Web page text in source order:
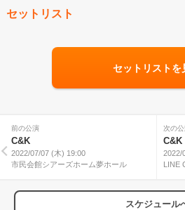
セットリスト
セットリストを
前の公演
C&K
2022/07/07 (木) 19:00
市民会館シアーズホーム夢ホール
次の
C&K
2022/
LINE
スケジュール